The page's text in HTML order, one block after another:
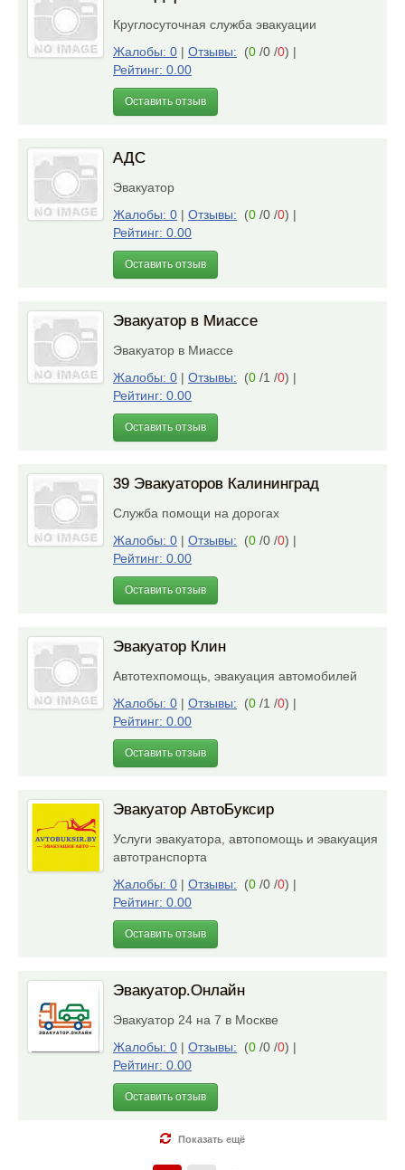
Круглосуточная служба эвакуации
Жалобы: 0 | Отзывы: (0 /0 /0) |
Рейтинг: 0.00
Оставить отзыв
АДС
Эвакуатор
Жалобы: 0 | Отзывы: (0 /0 /0) |
Рейтинг: 0.00
Оставить отзыв
Эвакуатор в Миассе
Эвакуатор в Миассе
Жалобы: 0 | Отзывы: (0 /1 /0) |
Рейтинг: 0.00
Оставить отзыв
39 Эвакуаторов Калининград
Служба помощи на дорогах
Жалобы: 0 | Отзывы: (0 /0 /0) |
Рейтинг: 0.00
Оставить отзыв
Эвакуатор Клин
Автотехпомощь, эвакуация автомобилей
Жалобы: 0 | Отзывы: (0 /1 /0) |
Рейтинг: 0.00
Оставить отзыв
Эвакуатор АвтоБуксир
Услуги эвакуатора, автопомощь и эвакуация
автотранспорта
Жалобы: 0 | Отзывы: (0 /0 /0) |
Рейтинг: 0.00
Оставить отзыв
Эвакуатор.Онлайн
Эвакуатор 24 на 7 в Москве
Жалобы: 0 | Отзывы: (0 /0 /0) |
Рейтинг: 0.00
Оставить отзыв
Показать ещё